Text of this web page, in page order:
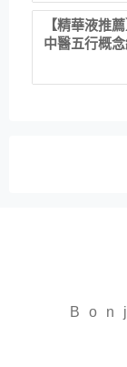
【精華液推
中醫五行概
華！ 水㊀土